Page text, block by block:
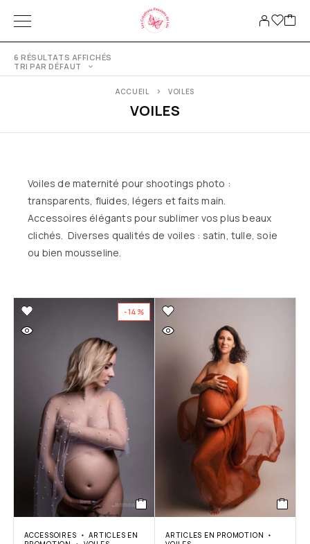
6 RÉSULTATS AFFICHÉS
TRI PAR DÉFAUT
VOILES
ACCUEIL VOILES
Voiles de maternité pour shootings photo :
transparents, fluides, légers et faits main.
Accessoires élégants pour sublimer vos plus beaux
clichés. Diverses qualités de voiles : satin, tulle, soie
ou bien mousseline.
-14%
ACCESSOIRES
ARTICLES EN
ARTICLES EN PROMOTION